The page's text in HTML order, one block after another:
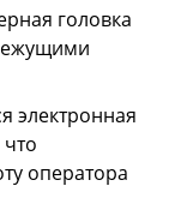
головка
электронная
оператора